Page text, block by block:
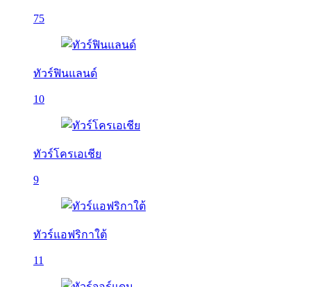
75
ทัวร์ฟินแลนด์
10
ทัวร์โครเอเชีย
9
ทัวร์แอฟริกาใต้
11